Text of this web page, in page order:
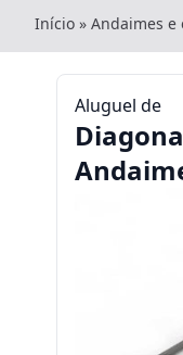
Início » Andaimes e
Aluguel de